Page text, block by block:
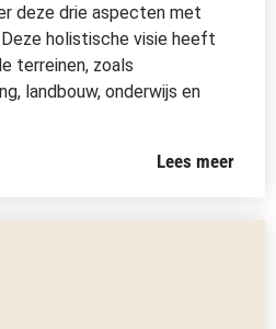
deze drie aspecten met
holistische visie heeft
terreinen, zoals
landbouw, onderwijs en
Lees meer